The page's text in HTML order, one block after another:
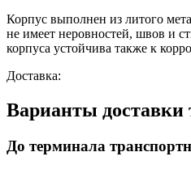
Корпус выполнен из литого
не имеет неровностей, швов и
корпуса устойчива также к
Доставка:
Варианты доставки
До терминала